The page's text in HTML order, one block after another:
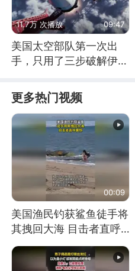
11.7万 次播放 09:47
美国太空部队第一次出
手，只用了三步破解伊朗
更多热门视频
00:09
美国渔民钓获鲨鱼徒手将
其拽回大海 目击者直呼
震惊 （视频来源：参考
消息）